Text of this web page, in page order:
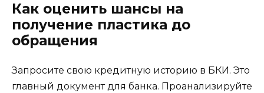
Как оценить шансы на
получение пластика до
обращения
Запросите свою кредитную историю в БКИ. Это
главный документ для банка. Проанализируйте